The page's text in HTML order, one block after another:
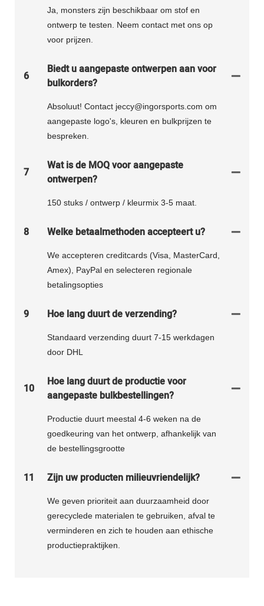
Ja, monsters zijn beschikbaar om stof en
ontwerp te testen. Neem contact met ons op
voor prijzen.
6
Biedt u aangepaste ontwerpen aan voor
bulkorders?
Absoluut! Contact jeccy@ingorsports.com om
aangepaste logo's, kleuren en bulkprijzen te
bespreken.
7
Wat is de MOQ voor aangepaste
ontwerpen?
150 stuks / ontwerp / kleurmix 3-5 maat.
8 Welke betaalmethoden accepteert u?
We accepteren creditcards (Visa, MasterCard,
Amex), PayPal en selecteren regionale
betalingsopties
9 Hoe lang duurt de verzending?
Standaard verzending duurt 7-15 werkdagen
door DHL
10
Hoe lang duurt de productie voor
aangepaste bulkbestellingen?
Productie duurt meestal 4-6 weken na de
goedkeuring van het ontwerp, afhankelijk van
de bestellingsgrootte
11 Zijn uw producten milieuvriendelijk?
We geven prioriteit aan duurzaamheid door
gerecyclede materialen te gebruiken, afval te
verminderen en zich te houden aan ethische
productiepraktijken.